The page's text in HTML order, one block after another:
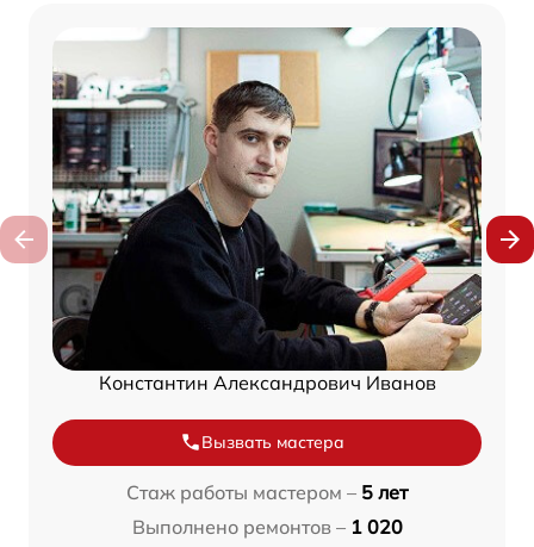
Константин Александрович Иванов
Вызвать мастера
Стаж работы мастером – 5 лет
Выполнено ремонтов – 1 020